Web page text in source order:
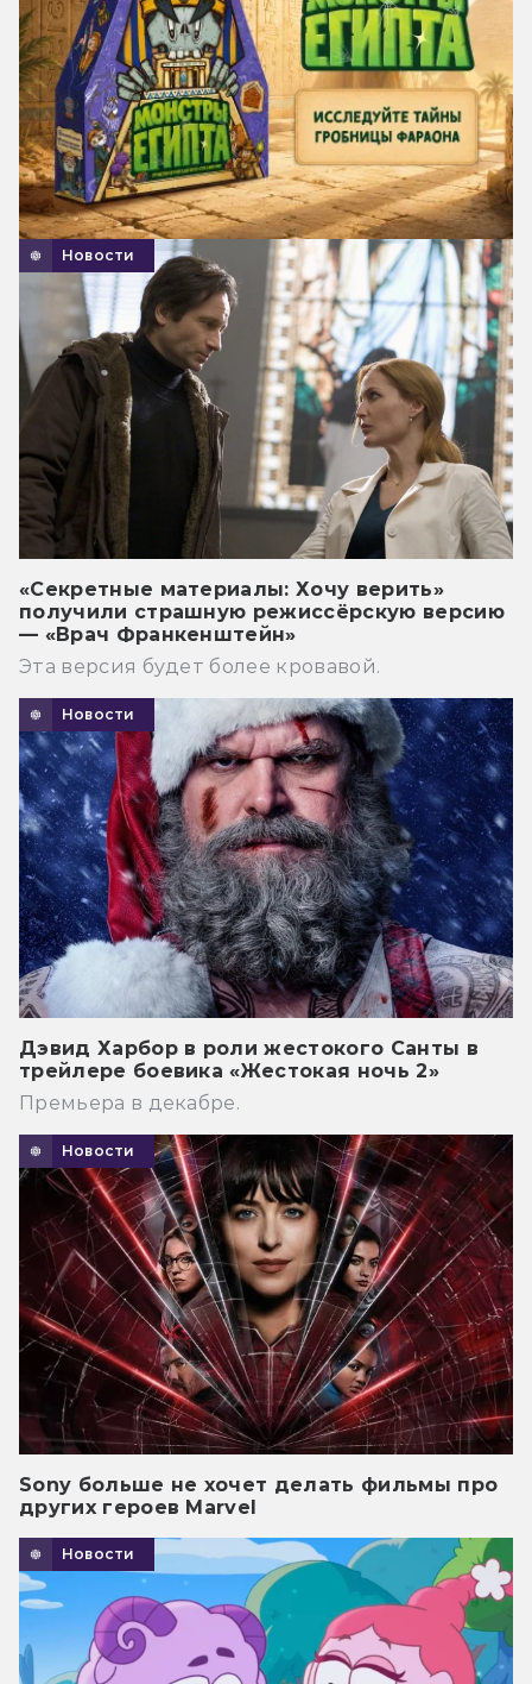
Новости
«Секретные материалы: Хочу верить»
получили страшную режиссёрскую версию
— «Врач Франкенштейн»
Эта версия будет более кровавой.
Новости
Дэвид Харбор в роли жестокого Санты в
трейлере боевика «Жестокая ночь 2»
Премьера в декабре.
Новости
Sony больше не хочет делать фильмы про
других героев Marvel
Новости